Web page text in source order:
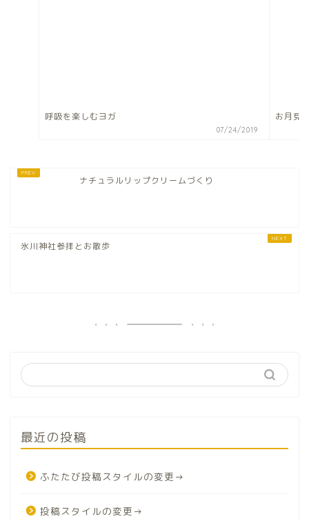
呼吸を楽しむヨガ
07/24/2019
お月見
ナチュラルリップクリームづくり
氷川神社参拝とお散歩
最近の投稿
ふたたび投稿スタイルの変更→
投稿スタイルの変更→